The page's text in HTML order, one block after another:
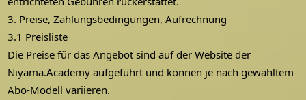
3. Preise, Zahlungsbedingungen, Aufrechnung
3.1 Preisliste
Die Preise für das Angebot sind auf der Website der
Niyama.Academy aufgeführt und können je nach gewähltem
Abo-Modell variieren.